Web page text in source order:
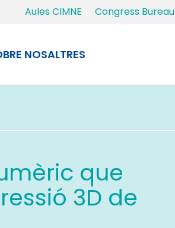
Aules CIMNE Congress Bureau
NOSALTRES
que
3D de